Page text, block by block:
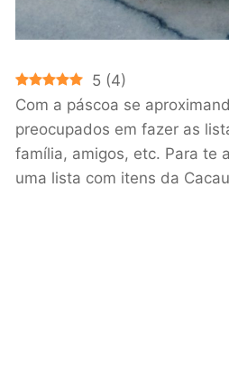
5 (4)
Com a páscoa se
preocupados em fazer as
família, amigos, etc. Para te
uma lista com itens da